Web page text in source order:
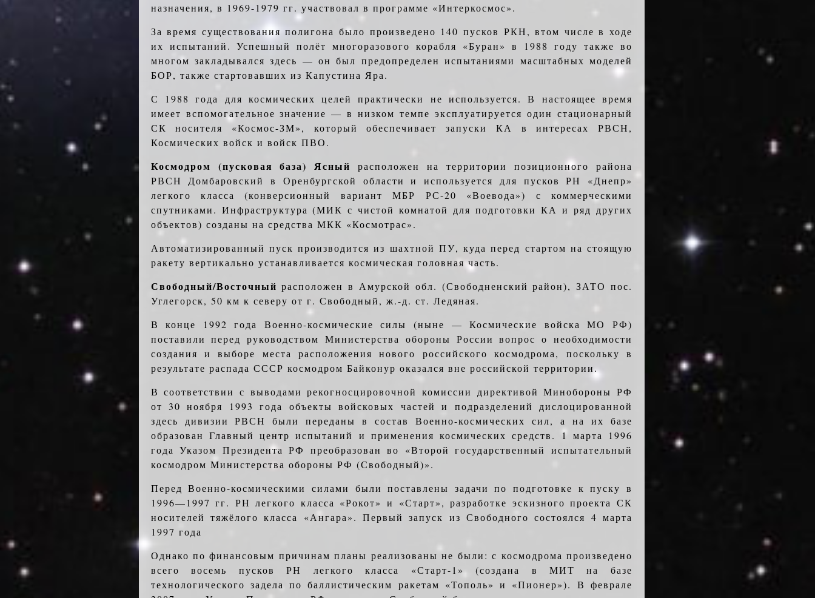
назначения, в 1969-1979 гг. участвовал в программе «Интеркосмос».
За время существования полигона было произведено 140 пусков РКН, втом числе в ходе
их испытаний. Успешный полёт многоразового корабля «Буран» в 1988 году также во
многом закладывался здесь — он был предо­пределен испытаниями масштабных моделей
БОР, также стартовавших из Капустина Яра.
С 1988 года для космических целей практически не используется. В на­стоящее время
имеет вспомогательное значение — в низком темпе экс­плуатируется один стационарный
СК носителя «Космос-ЗМ», который обеспечивает запуски КА в интересах РВСН,
Космических войск и войск ПВО.
Космодром (пусковая база) Ясный
расположен на территории позицион­ного района
РВСН Домбаровский в Оренбургской области и использует­ся для пусков РН «Днепр»
легкого класса (конверсионный вариант МБР РС-20 «Воевода») с коммерческими
спутниками. Инфраструктура (МИК с чистой комнатой для подготовки КА и ряд других
объектов) созданы на средства МКК «Космотрас».
Автоматизированный пуск производится из шахтной ПУ, куда перед стартом на стоящую
ракету вертикально устанавливается космическая го­ловная часть.
Свободный/Восточный расположен в Амурской обл. (Свободненский район), ЗАТО пос.
Углегорск, 50 км к северу от г. Свободный, ж.-д. ст. Ле­дяная.
В конце 1992 года Военно-космические силы (ныне — Космические войска МО РФ)
поставили перед руководством Министерства обороны России вопрос о необходимости
создания и выборе места расположения нового российского космодрома, поскольку в
результате распада СССР космодром Байконур оказался вне российской территории.
В соответствии с выводами рекогносцировочной комиссии директи­вой Минобороны РФ
от 30 ноября 1993 года объекты войсковых частей и подразделений дислоцированной
здесь дивизии РВСН были переданы в состав Военно-космических сил, а на их базе
образован Главный центр испытаний и применения космических средств. 1 марта 1996
года Указом Президента РФ преобразован во «Второй государственный испытатель­ный
космодром Министерства обороны РФ (Свободный)».
Перед Военно-космическими силами были поставлены задачи по под­готовке к пуску в
1996—1997 гг. РН легкого класса «Рокот» и «Старт», раз­работке эскизного проекта СК
носителей тяжёлого класса «Ангара». Пер­вый запуск из Свободного состоялся 4 марта
1997 года
Однако по финансовым причинам планы реализованы не были: с кос­модрома произведено
всего восемь пусков РН легкого класса «Старт-1» (создана в МИТ на базе
технологического задела по баллистическим ра­кетам «Тополь» и «Пионер»). В феврале